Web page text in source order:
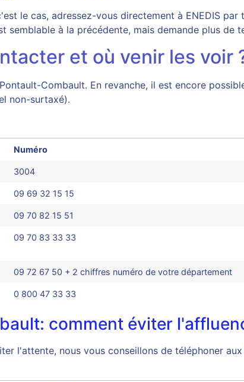
le cas, adressez-vous directement à ENEDIS par
à la précédente, mais demande plus de
et où venir les voir
Combault. En revanche, il est encore
non-surtaxé).
Numéro
3004
09 69 32 15 15
09 70 82 15 51
09 70 83 33 33
09 72 67 50 + 2 chiffres numéro de votre département
0 800 47 33 33
comment éviter
l'attente, nous vous conseillons de téléphoner